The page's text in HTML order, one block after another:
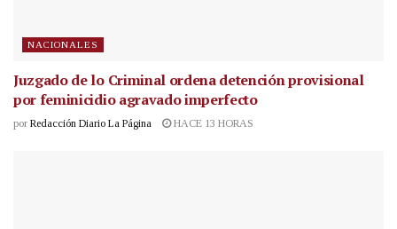
NACIONALES
Juzgado de lo Criminal ordena detención provisional
por feminicidio agravado imperfecto
por Redacción Diario La Página HACE 13 HORAS